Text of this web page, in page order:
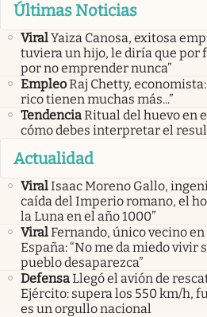
Últimas Noticias
ViralYaiza Canosa, exitosa
tuviera un hijo, le diría que por
por no emprender nunca”
EmpleoRaj Chetty,
rico tienen muchas más...”
TendenciaRitual del huevo en
cómo debes interpretar el
Actualidad
ViralIsaac Moreno Gallo,
caída del Imperio romano, el
la Luna en el año 1000”
ViralFernando, único vecino
España: “No me da miedo vivir
pueblo desaparezca”
DefensaLlegó el avión de
Ejército: supera los 550 km/h,
es un orgullo nacional